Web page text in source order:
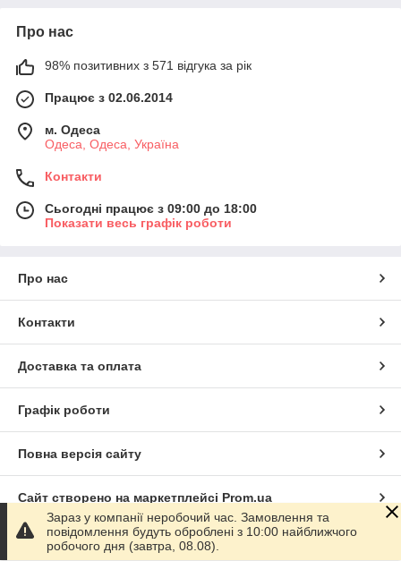
Про нас
98% позитивних з 571 відгука за рік
Працює з 02.06.2014
м. Одеса
Одеса, Одеса, Україна
Контакти
Сьогодні працює з 09:00 до 18:00
Показати весь графік роботи
Про нас
Контакти
Доставка та оплата
Графік роботи
Повна версія сайту
Сайт створено на маркетплейсі Prom.ua
Політика конфіденційності
Зараз у компанії неробочий час. Замовлення та
повідомлення будуть оброблені з 10:00 найближчого
робочого дня (завтра, 08.08).